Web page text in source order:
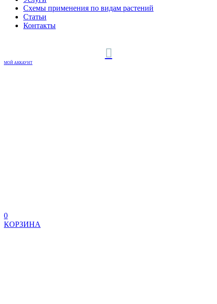
Схемы применения по видам растений
Статьи
Контакты
МОЙ АККАУНТ
0
КОРЗИНА